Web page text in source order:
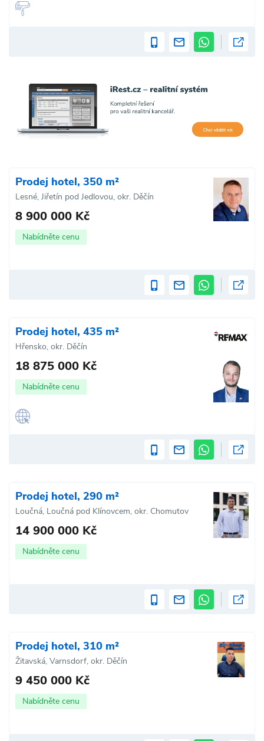
Prodej hotel, 350 m²
Lesné, Jiřetín pod Jedlovou, okr. Děčín
8 900 000 Kč
Nabídněte cenu
Prodej hotel, 435 m²
Hřensko, okr. Děčín
18 875 000 Kč
Nabídněte cenu
Prodej hotel, 290 m²
Loučná, Loučná pod Klínovcem, okr. Chomutov
14 900 000 Kč
Nabídněte cenu
Prodej hotel, 310 m²
Žitavská, Varnsdorf, okr. Děčín
9 450 000 Kč
Nabídněte cenu